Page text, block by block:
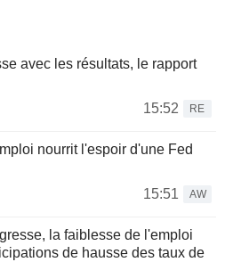
avec les résultats, le rapport
15:52
RE
nourrit l'espoir d'une Fed
15:51
AW
la faiblesse de l'emploi
de hausse des taux de